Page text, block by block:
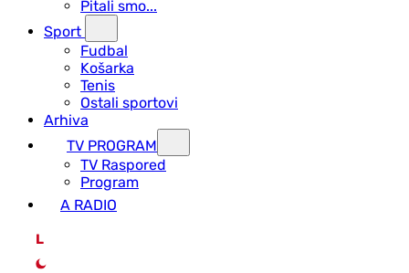
Pitali smo...
Sport
Fudbal
Košarka
Tenis
Ostali sportovi
Arhiva
TV PROGRAM
ТV Raspored
Program
A RADIO
L